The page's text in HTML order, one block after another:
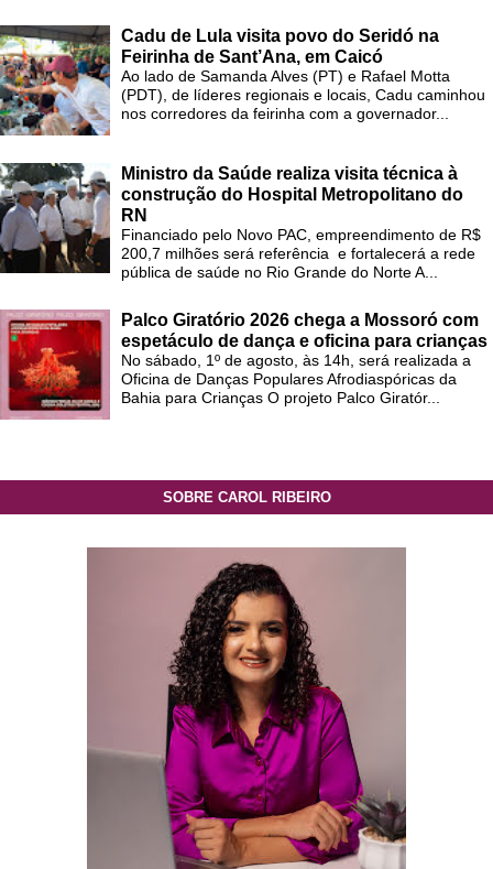
Cadu de Lula visita povo do Seridó na
Feirinha de Sant’Ana, em Caicó
Ao lado de Samanda Alves (PT) e Rafael Motta
(PDT), de líderes regionais e locais, Cadu caminhou
nos corredores da feirinha com a governador...
Ministro da Saúde realiza visita técnica à
construção do Hospital Metropolitano do
RN
Financiado pelo Novo PAC, empreendimento de R$
200,7 milhões será referência e fortalecerá a rede
pública de saúde no Rio Grande do Norte A...
Palco Giratório 2026 chega a Mossoró com
espetáculo de dança e oficina para crianças
No sábado, 1º de agosto, às 14h, será realizada a
Oficina de Danças Populares Afrodiaspóricas da
Bahia para Crianças O projeto Palco Giratór...
SOBRE CAROL RIBEIRO